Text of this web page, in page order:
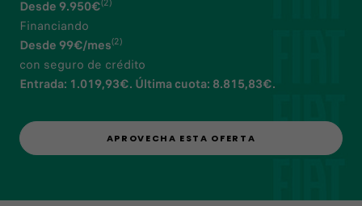
Desde 9.950€
Financiando
Desde 99€/mes(2)
con seguro de crédito
Entrada: 1.019,93€. Última cuota: 8.815,83€.
APROVECHA ESTA OFERTA